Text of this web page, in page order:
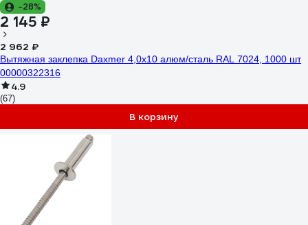
-28%
2 145 ₽
2 962 ₽
Вытяжная заклепка Daxmer 4,0х10 алюм/сталь RAL 7024, 1000 шт
00000322316
4.9
(67)
В корзину